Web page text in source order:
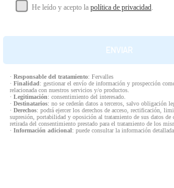
He leído y acepto la política de privacidad.
· Responsable del tratamiento: Fervalles
· Finalidad: gestionar el envío de información y prospección
relacionada con nuestros servicios y/o productos.
· Legitimación: consentimiento del interesado.
· Destinatarios: no se cederán datos a terceros, salvo obligación
· Derechos: podrá ejercer los derechos de acceso, rectificación,
supresión, portabilidad y oposición al tratamiento de sus datos de
retirada del consentimiento prestado para el tratamiento de los
· Información adicional: puede consultar la información